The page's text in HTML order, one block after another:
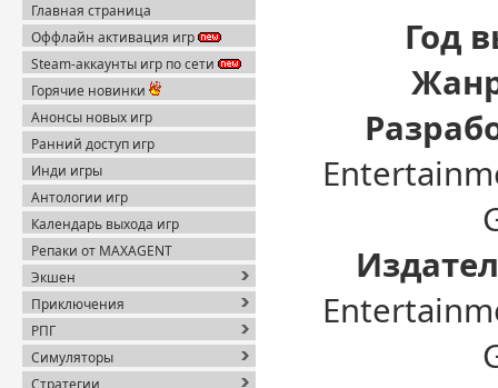
Главная страница
Оффлайн активация игр
Steam-аккаунты игр по сети
Горячие новинки
Анонсы новых игр
Ранний доступ игр
Инди игры
Антологии игр
Календарь выхода игр
Репаки от MAXAGENT
Экшен
Приключения
РПГ
Симуляторы
Стратегии
Год